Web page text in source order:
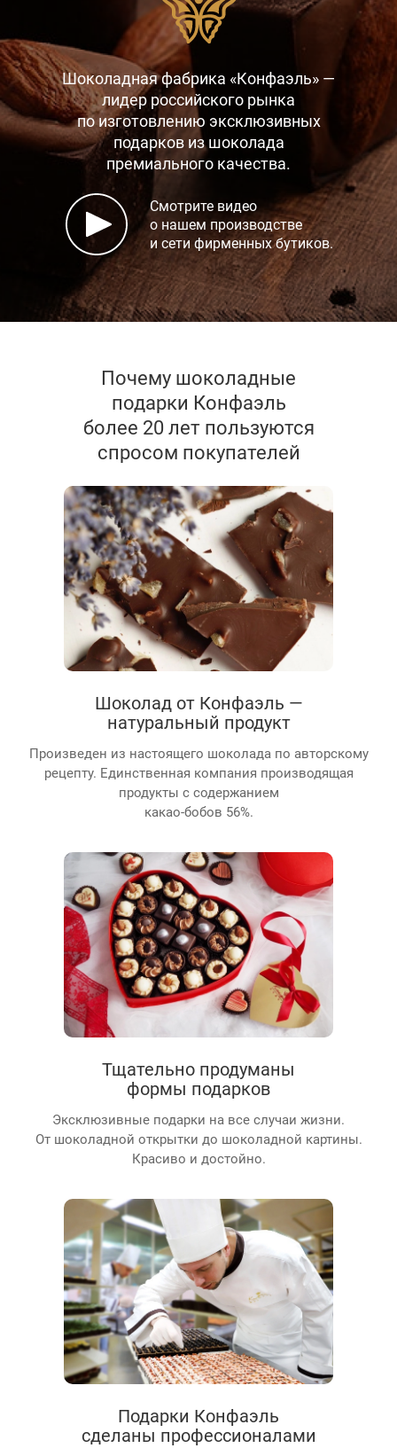
Шоколадная фабрика «Конфаэль» —
лидер российского рынка
по изготовлению эксклюзивных
подарков из шоколада
премиального качества.
Смотрите видео
о нашем производстве
и сети фирменных бутиков.
Почему шоколадные
подарки Конфаэль
более 20 лет пользуются
спросом покупателей
Шоколад от Конфаэль —
натуральный продукт
Произведен из настоящего шоколада по авторскому
рецепту. Единственная компания производящая
продукты с содержанием
какао-бобов 56%.
Тщательно продуманы
формы подарков
Эксклюзивные подарки на все случаи жизни.
От шоколадной открытки до шоколадной картины.
Красиво и достойно.
Подарки Конфаэль
сделаны профессионалами